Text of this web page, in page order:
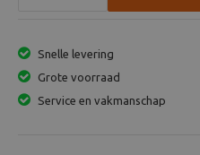
Snelle levering
Grote voorraad
Service en vakmanschap